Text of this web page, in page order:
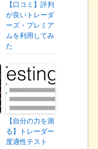
【口コミ】評判
が良いトレーダ
ーズ・プレミア
ムを利用してみ
た
【自分の力を測
る】トレーダー
度適性テスト